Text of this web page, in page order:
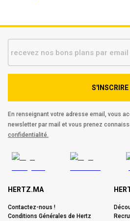
S'INSCRIRE
En renseignant votre adresse email, vous
newsletter par mail et vous prenez
confidentialité.
HERTZ.MA
Contactez-nous !
Conditions Générales de Hertz